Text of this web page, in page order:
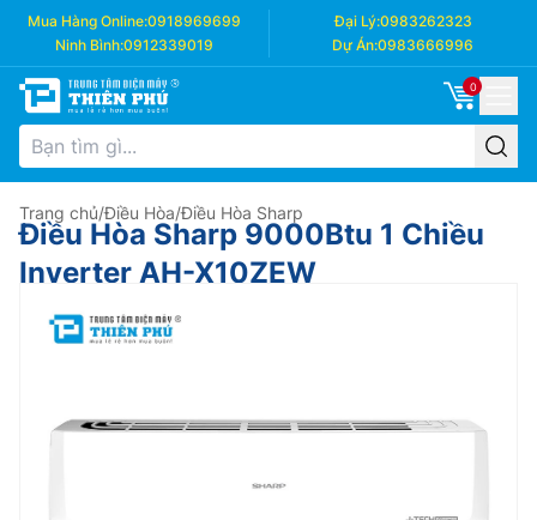
Mua Hàng Online:0918969699 Đại Lý:0983262323
Ninh Bình:0912339019 Dự Án:0983666996
0
Trang chủ/Điều Hòa/Điều Hòa Sharp
Điều Hòa Sharp 9000Btu 1 Chiều
Inverter AH-X10ZEW